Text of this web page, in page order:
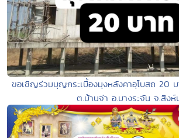
ขอเชิญร่วมบุญกระเบื้องมุงหลังคาอุโบสถ 20
ต.บ้านจ่า อ.บางระจัน จ.สิงห์